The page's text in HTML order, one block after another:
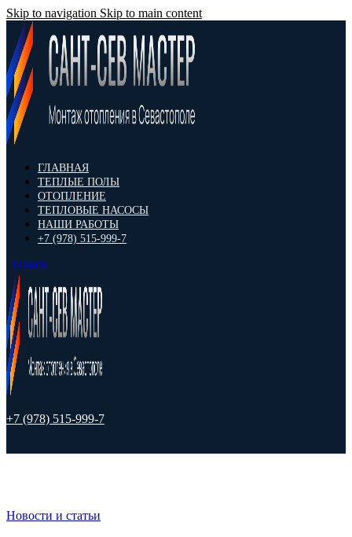
Skip to navigation Skip to main content
ГЛАВНАЯ
ТЕПЛЫЕ ПОЛЫ
ОТОПЛЕНИЕ
ТЕПЛОВЫЕ НАСОСЫ
НАШИ РАБОТЫ
+7 (978) 515-999-7
Поиск
+7 (978) 515-999-7
Новости и статьи